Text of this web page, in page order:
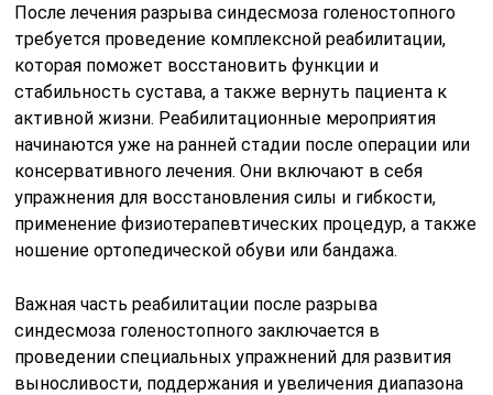
После лечения разрыва синдесмоза голеностопного
требуется проведение комплексной реабилитации,
которая поможет восстановить функции и
стабильность сустава, а также вернуть пациента к
активной жизни. Реабилитационные мероприятия
начинаются уже на ранней стадии после операции или
консервативного лечения. Они включают в себя
упражнения для восстановления силы и гибкости,
применение физиотерапевтических процедур, а также
ношение ортопедической обуви или бандажа.
Важная часть реабилитации после разрыва
синдесмоза голеностопного заключается в
проведении специальных упражнений для развития
выносливости, поддержания и увеличения диапазона